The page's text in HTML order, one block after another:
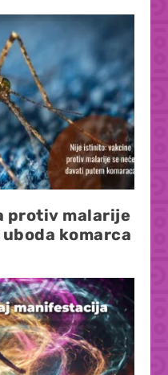
protiv malarije
komarca